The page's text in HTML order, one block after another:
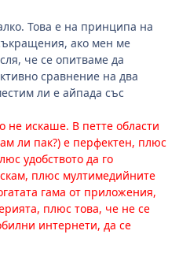
Това е на принципа на
ако мен ме
че се опитваме да
сравнение на два
ли е айпада със
не искаше. В петте области
ли пак?) е перфектен, плюс
удобството да го
плюс мултимедийните
гама от приложения,
плюс това, че не се
интернети, да се